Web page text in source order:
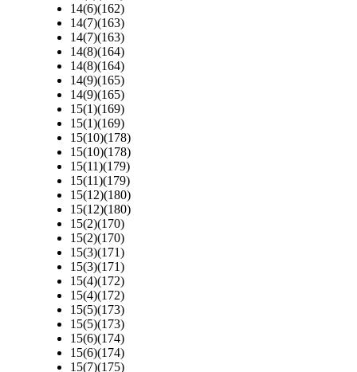
14(6)(162)
14(7)(163)
14(7)(163)
14(8)(164)
14(8)(164)
14(9)(165)
14(9)(165)
15(1)(169)
15(1)(169)
15(10)(178)
15(10)(178)
15(11)(179)
15(11)(179)
15(12)(180)
15(12)(180)
15(2)(170)
15(2)(170)
15(3)(171)
15(3)(171)
15(4)(172)
15(4)(172)
15(5)(173)
15(5)(173)
15(6)(174)
15(6)(174)
15(7)(175)